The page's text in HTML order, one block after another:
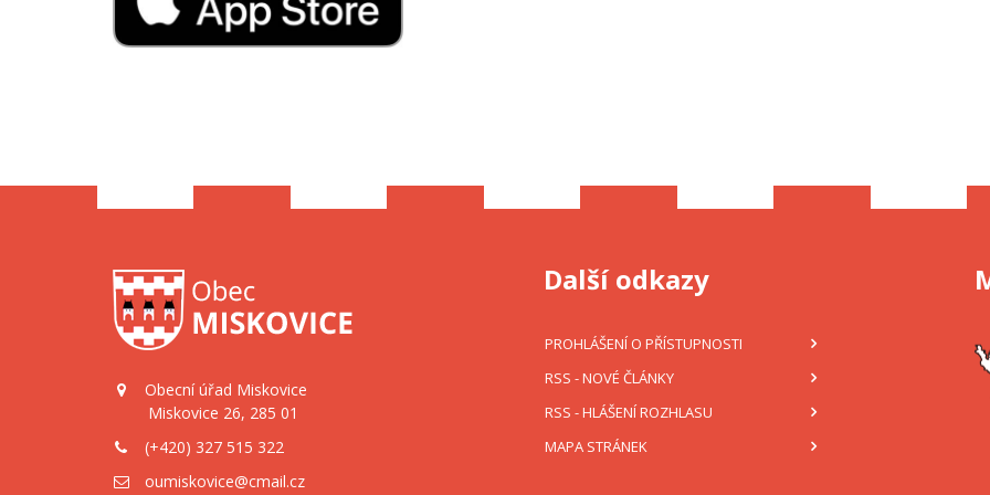
Obecní úřad Miskovice
Miskovice 26, 285 01
(+420) 327 515 322
oumiskovice@cmail.cz
Další odkazy
PROHLÁŠENÍ O PŘÍSTUPNOSTI
RSS - NOVÉ ČLÁNKY
RSS - HLÁŠENÍ ROZHLASU
MAPA STRÁNEK